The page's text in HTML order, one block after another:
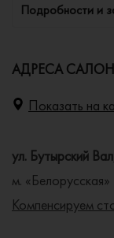
Подробности и
АДРЕСА
Показать на
ул. Бутырский
м.
Компенсируем